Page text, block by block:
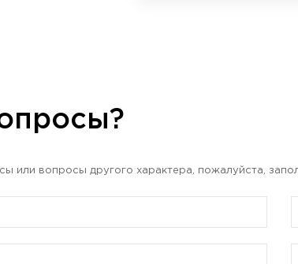
или вопросы другого характера, пожалуйста,